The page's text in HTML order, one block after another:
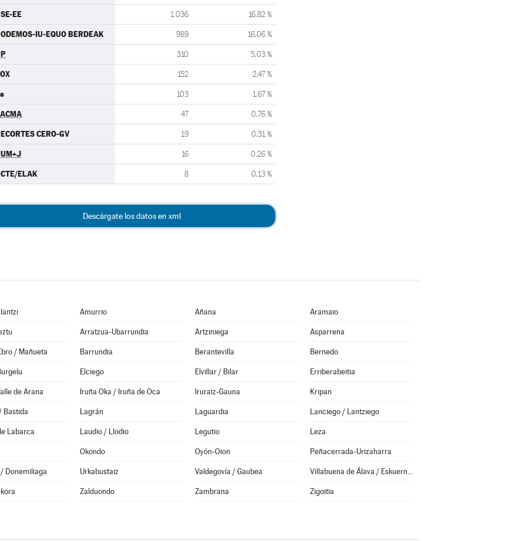
EE 1.036 16,82 %
IU-EQUO BERDEAK 989 16,06 %
310 5,03 %
152 2,47 %
103 1,67 %
47 0,76 %
CERO-GV 19 0,31 %
16 0,26 %
ELAK 8 0,13 %
Descárgate los datos en xml
Amurrio Añana Aramaio
Arratzua-Ubarrundia Artziniega Asparrena
/ Mañueta Barrundia Berantevilla Bernedo
Elciego Elvillar / Bilar Erriberabeitia
de Arana Iruña Oka / Iruña de Oca Iruraiz-Gauna Kripan
Bastida Lagrán Laguardia Lanciego / Lantziego
Labarca Laudio / Llodio Legutio Leza
Okondo Oyón-Oion Peñacerrada-Urizaharra
Donemiliaga Urkabustaiz Valdegovía / Gaubea Villabuena de Álava / Eskuernaga
Zalduondo Zambrana Zigoitia